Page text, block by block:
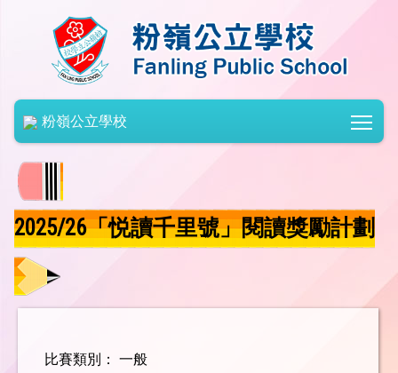
粉嶺公立學校
2025/26「悦讀千里號」閱讀獎勵計劃
比賽類別： 一般